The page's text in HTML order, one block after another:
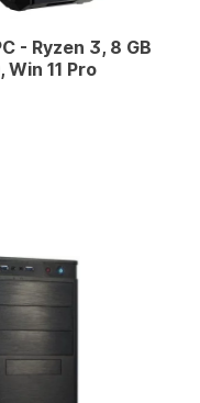
- Ryzen 3, 8 GB
Win 11 Pro